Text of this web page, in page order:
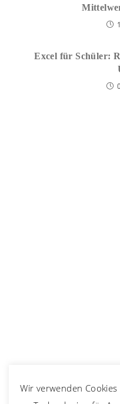
Excel für Schüler:
Excel für Schüler
Wir verwenden